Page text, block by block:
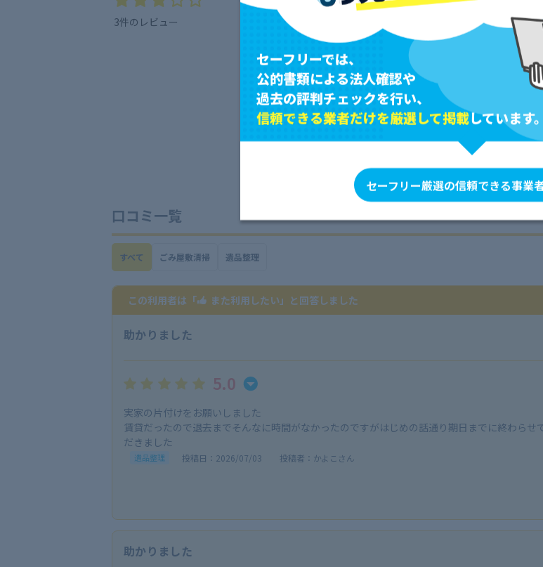
3件のレビュー ★
★2 0%
★1
口コミ一覧
すべて ごみ屋敷清掃 遺品整理
この利用者は「 また利用したい」と回答しました
助かりました
5.0
実家の片付けをお願いしました
賃貸だったので退去までそんなに時間がなかったのですがはじめの話通り期日までに終わらせ
だきました
遺品整理 投稿日：2026/07/03 投稿者：かよこさん
助かりました
セーフリーでは、
公的書類による法人確認や
過去の評判チェックを行い、
信頼できる業者だけを厳選して掲載しています。
セーフリー厳選の信頼できる事業